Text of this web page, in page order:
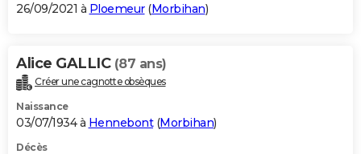
26/09/2021 à Ploemeur(Morbihan)
Alice GALLIC (87 ans)
Créer une cagnotte obsèques
Naissance
03/07/1934 à Hennebont(Morbihan)
Décès